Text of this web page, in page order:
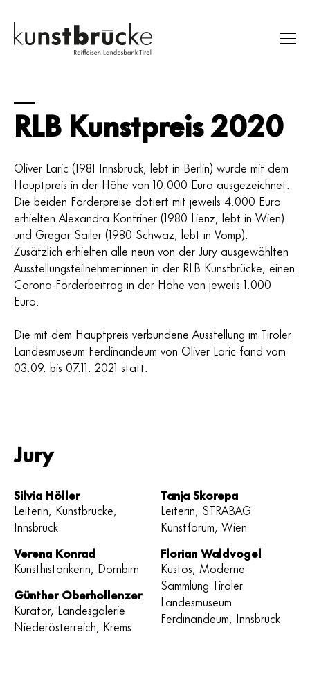
Ausstellungen
Sammlung
RLB Kunstpreis
Besuch
Über uns
Suche
RLB Kunstpreis 2020
Oliver Laric (1981 Innsbruck, lebt in Berlin) wurde mit dem
Hauptpreis in der Höhe von 10.000 Euro ausgezeichnet.
Die beiden Förderpreise dotiert mit jeweils 4.000 Euro
erhielten Alexandra Kontriner (1980 Lienz, lebt in Wien)
und Gregor Sailer (1980 Schwaz, lebt in Vomp).
Zusätzlich erhielten alle neun von der Jury ausgewählten
Ausstellungsteilnehmer:innen in der RLB Kunstbrücke, einen
Corona-Förderbeitrag in der Höhe von jeweils 1.000
Euro.
Die mit dem Hauptpreis verbundene Ausstellung im Tiroler
Landesmuseum Ferdinandeum von Oliver Laric fand vom
03.09. bis 07.11. 2021 statt.
Jury
Silvia Höller
Leiterin, Kunstbrücke,
Innsbruck
Verena Konrad
Kunsthistorikerin, Dornbirn
Günther Oberhollenzer
Kurator, Landesgalerie
Niederösterreich, Krems
Tanja Skorepa
Leiterin, STRABAG
Kunstforum, Wien
Florian Waldvogel
Kustos, Moderne
Sammlung Tiroler
Landesmuseum
Ferdinandeum, Innsbruck